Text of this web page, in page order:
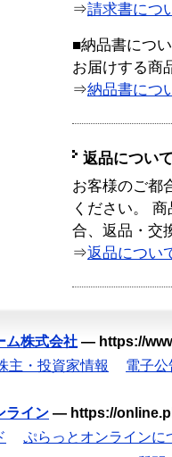
⇒請求書につ
■納品書につ
お届けする商
⇒納品書につ
返品について
お客様のご都
ください。
合、返品・交
⇒返品につい
ム株式会社 — https://
主・投資家情報 電子公
ライン — https://
ぷらっとオンラインに